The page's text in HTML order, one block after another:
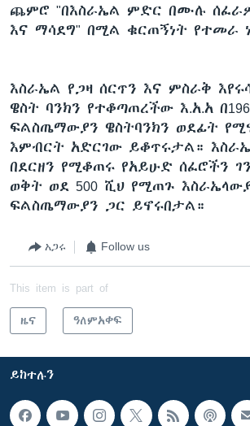
ጨምሮ "በእስራኤል ምድር በሙሉ
እና ማሳደግ" በሚል ቁርጠኝነት የተመራ
እስራኤል የጋዛ ሰርጥን እና ምስራቅ
ዌስት ባንክን የተቆጣጠረችው እ.አ.አ
ፍልስጤማውያን ዌስትባንክን ወደፊት
እምብርት አድርገው ይቆጥሩታል።
በደርዘን የሚቆጠሩ የአይሁድ ሰፈሮችን
ወቅት ወደ 500 ሺህ የሚጠጉ
ፍልስጤማውያን ጋር ይኖሩበታል።
አጋሩ Follow us
This item is part of
ዜና ዓለምአቀፍ
ይከተሉን